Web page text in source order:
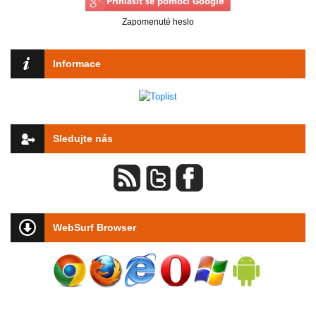
Zapomenuté heslo
Informace
Sledujte nás
WebSurf Browser